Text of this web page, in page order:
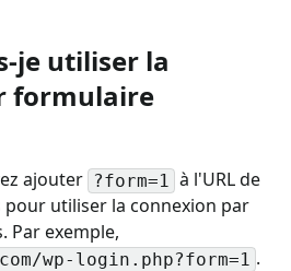
je utiliser la
formulaire
ajouter ?form=1
à l'URL de
utiliser la connexion par
Par exemple,
wp-login.php?form=1 .